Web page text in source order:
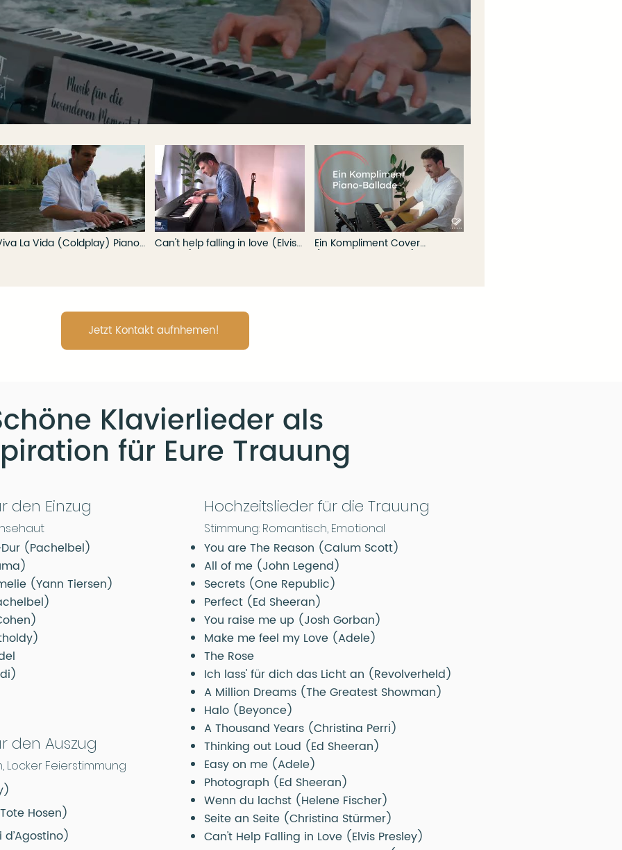
La Vida (Coldplay) Piano Can't help falling in love (Elvis Ein Kompliment Cover
Jetzt Kontakt aufnhemen!
Klavierlieder als
für Eure Trauung
den Einzug
(Pachelbel)
(Yann Tiersen)
den Auszug
Locker Feierstimmung
Hosen)
d’Agostino)
Hochzeitslieder für die Trauung
Stimmung: Romantisch, Emotional
You are The Reason (Calum Scott)
All of me (John Legend)
Secrets (One Republic)
Perfect (Ed Sheeran)
You raise me up (Josh Gorban)
Make me feel my Love (Adele)
The Rose
Ich lass' für dich das Licht an (Revolverheld)
A Million Dreams (The Greatest Showman)
Halo (Beyonce)
A Thousand Years (Christina Perri)
Thinking out Loud (Ed Sheeran)
Easy on me (Adele)
Photograph (Ed Sheeran)
Wenn du lachst (Helene Fischer)
Seite an Seite (Christina Stürmer)
Can't Help Falling in Love (Elvis Presley)